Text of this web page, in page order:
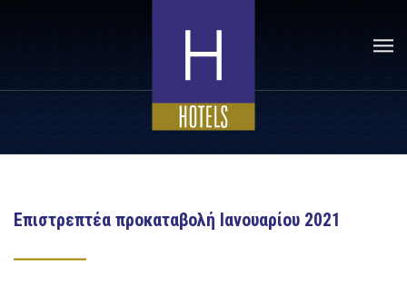
Επιστρεπτέα προκαταβολή Ιανουαρίου 2021